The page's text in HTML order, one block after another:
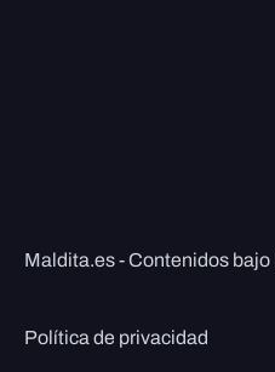
Maldita.es - Contenidos
Política de privacidad